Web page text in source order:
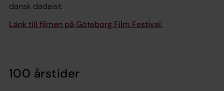
dansk dadaist.
Länk till filmen på Göteborg Film Festival.
100 årstider